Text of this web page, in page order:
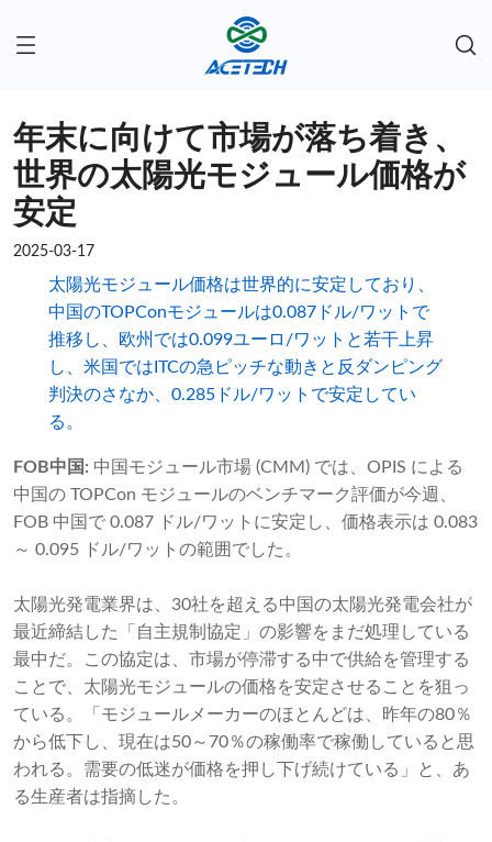
年末に向けて市場が落ち着き、
世界の太陽光モジュール価格が
安定
2025-03-17
太陽光モジュール価格は世界的に安定しており、
中国のTOPConモジュールは0.087ドル/ワットで
推移し、欧州では0.099ユーロ/ワットと若干上昇
し、米国ではITCの急ピッチな動きと反ダンピング
判決のさなか、0.285ドル/ワットで安定してい
る。
FOB中国: 中国モジュール市場 (CMM) では、OPIS による
中国の TOPCon モジュールのベンチマーク評価が今週、
FOB 中国で 0.087 ドル/ワットに安定し、価格表示は 0.083
～ 0.095 ドル/ワットの範囲でした。
太陽光発電業界は、30社を超える中国の太陽光発電会社が
最近締結した「自主規制協定」の影響をまだ処理している
最中だ。この協定は、市場が停滞する中で供給を管理する
ことで、太陽光モジュールの価格を安定させることを狙っ
ている。「モジュールメーカーのほとんどは、昨年の80％
から低下し、現在は50～70％の稼働率で稼働していると思
われる。需要の低迷が価格を押し下げ続けている」と、あ
る生産者は指摘した。